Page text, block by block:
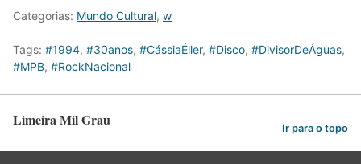
Categorias: Mundo Cultural, w
Tags: #1994, #30anos, #CássiaÉller, #Disco, #DivisorDeÁguas,
#MPB, #RockNacional
Limeira Mil Grau Ir para o topo